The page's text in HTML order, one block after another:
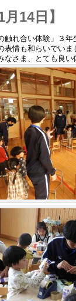
14日】
れ合い体験」３
情も和らいでい
さま、とても良い